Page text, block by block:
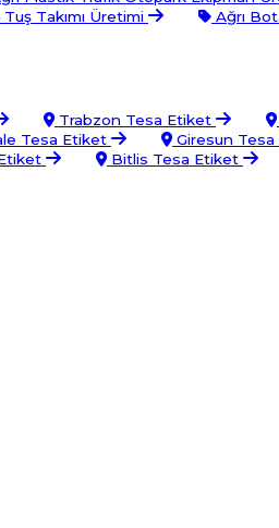
Takımı Üretimi Ağrı
Trabzon Tesa Etiket
Tesa Etiket Giresun
Bitlis Tesa Etiket